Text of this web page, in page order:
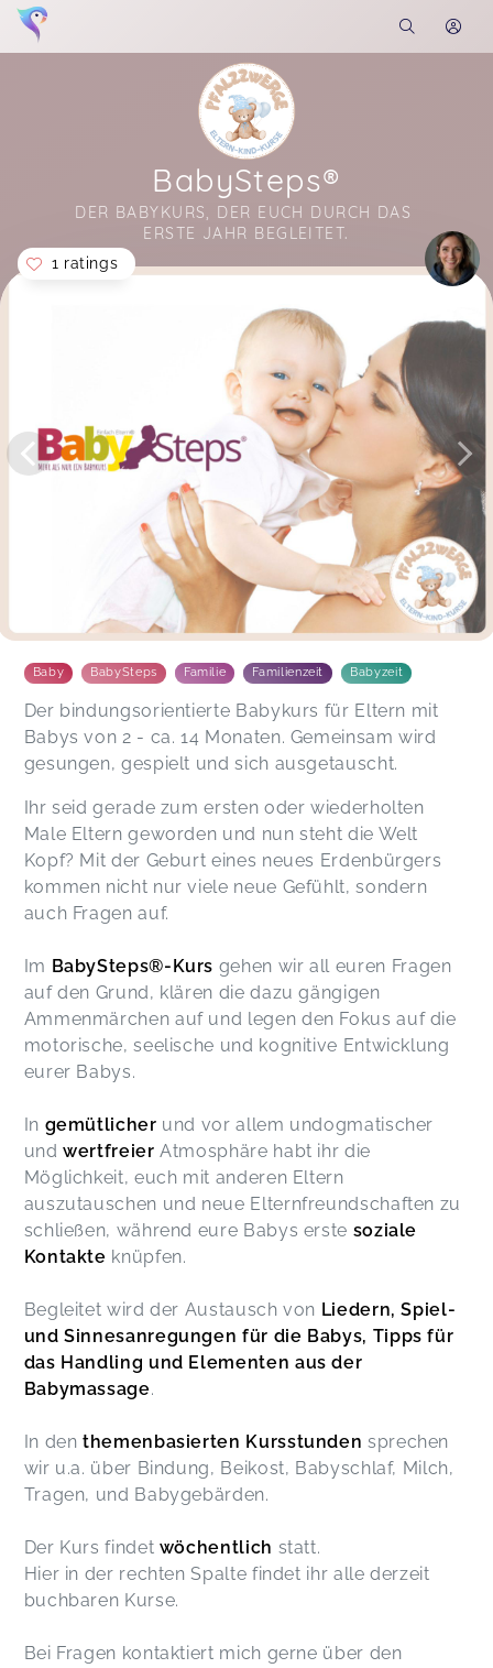
BabySteps®
DER BABYKURS, DER EUCH DURCH DAS
ERSTE JAHR BEGLEITET.
Soon you will learn more about me here...
1 ratings
Baby BabySteps Familie Familienzeit Babyzeit
Der bindungsorientierte Babykurs für Eltern mit
Babys von 2 - ca. 14 Monaten. Gemeinsam wird
gesungen, gespielt und sich ausgetauscht.
Ihr seid gerade zum ersten oder wiederholten
Male Eltern geworden und nun steht die Welt
Kopf? Mit der Geburt eines neues Erdenbürgers
kommen nicht nur viele neue Gefühlt, sondern
auch Fragen auf.
Im BabySteps®-Kurs gehen wir all euren Fragen
auf den Grund, klären die dazu gängigen
Ammenmärchen auf und legen den Fokus auf die
motorische, seelische und kognitive Entwicklung
eurer Babys.
In gemütlicher und vor allem undogmatischer
undwertfreier Atmosphäre habt ihr die
Möglichkeit, euch mit anderen Eltern
auszutauschen und neue Elternfreundschaften zu
schließen, während eure Babys erste soziale
Kontakte knüpfen.
Begleitet wird der Austausch von Liedern, Spiel-
und Sinnesanregungen für die Babys, Tipps für
das Handling und Elementen aus der
Babymassage.
In denthemenbasierten Kursstunden sprechen
wir u.a. über Bindung, Beikost, Babyschlaf, Milch,
Tragen, und Babygebärden.
Der Kurs findet wöchentlich statt.
Hier in der rechten Spalte findet ihr alle derzeit
buchbaren Kurse.
Bei Fragen kontaktiert mich gerne über den